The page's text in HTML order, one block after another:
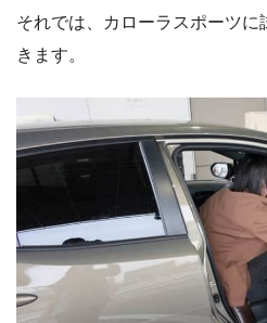
それでは、カローラスポーツ
きます。